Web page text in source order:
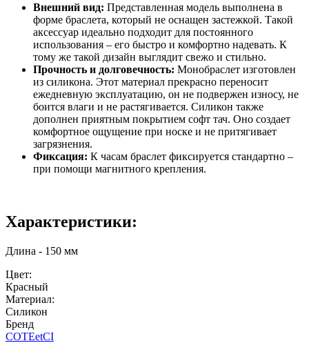
Внешний вид: Представленная модель выполнена в
форме браслета, который не оснащен застежкой. Такой
аксессуар идеально подходит для постоянного
использования – его быстро и комфортно надевать. К
тому же такой дизайн выглядит свежо и стильно.
Прочность и долговечность: Монобраслет изготовлен
из силикона. Этот материал прекрасно переносит
ежедневную эксплуатацию, он не подвержен износу, не
боится влаги и не растягивается. Силикон также
дополнен приятным покрытием софт тач. Оно создает
комфортное ощущение при носке и не притягивает
загрязнения.
Фиксация: К часам браслет фиксируется стандартно –
при помощи магнитного крепления.
Характеристики:
Длина - 150 мм
Цвет:
Красный
Материал:
Силикон
Бренд
COTEetCI